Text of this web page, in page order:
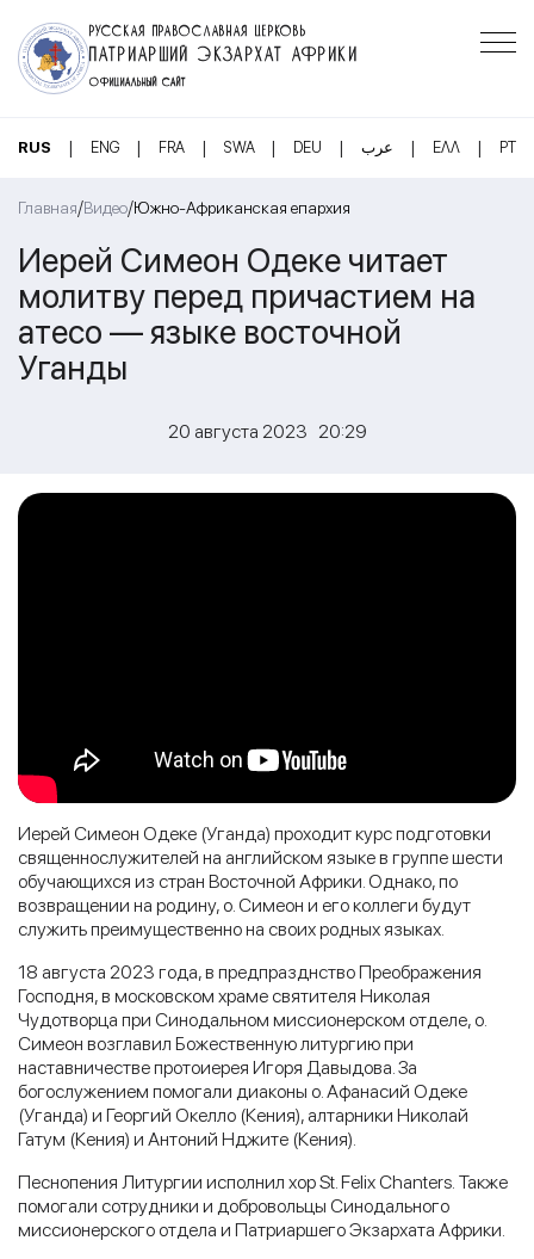
РУССКАЯ ПРАВОСЛАВНАЯ ЦЕРКОВЬ
ПАТРИАРШИЙ ЭКЗАРХАТ АФРИКИ
ОФИЦИАЛЬНЫЙ САЙТ
RUS | ENG | FRA | SWA | DEU | عرب | ΕΛΛ | PT
Главная/Видео/Южно-Африканская епархия
Иерей Симеон Одеке читает
молитву перед причастием на
атесо — языке восточной
Уганды
20 августа 2023 20:29
Иерей Симеон Одеке (Уганда) проходит курс подготовки
священнослужителей на английском языке в группе шести
обучающихся из стран Восточной Африки. Однако, по
возвращении на родину, о. Симеон и его коллеги будут
служить преимущественно на своих родных языках.
18 августа 2023 года, в предпразднство Преображения
Господня, в московском храме святителя Николая
Чудотворца при Синодальном миссионерском отделе, о.
Симеон возглавил Божественную литургию при
наставничестве протоиерея Игоря Давыдова. За
богослужением помогали диаконы о. Афанасий Одеке
(Уганда) и Георгий Окелло (Кения), алтарники Николай
Гатум (Кения) и Антоний Нджите (Кения).
Песнопения Литургии исполнил хор St. Felix Chanters. Также
помогали сотрудники и добровольцы Синодального
миссионерского отдела и Патриаршего Экзархата Африки.